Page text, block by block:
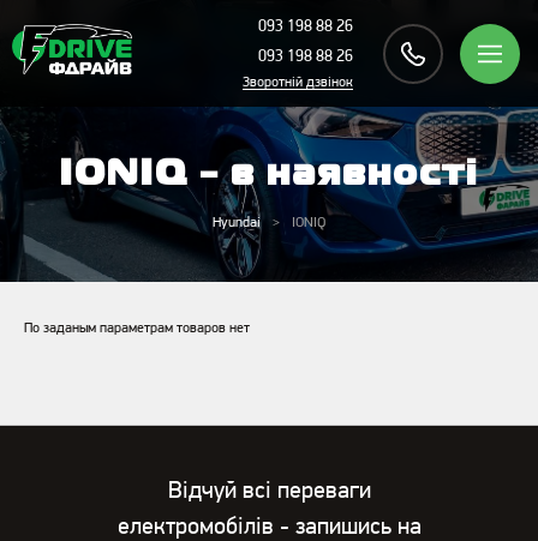
093 198 88 26
093 198 88 26
Зворотній дзвінок
IONIQ - в наявності
Hyundai IONIQ
По заданым параметрам товаров нет
Відчуй всі переваги
електромобілів - запишись на